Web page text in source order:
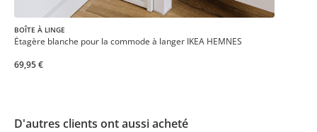
BOÎTE À LINGE
Étagère blanche pour la commode à langer IKEA HEMNES
69,95 €
D'autres clients ont aussi acheté